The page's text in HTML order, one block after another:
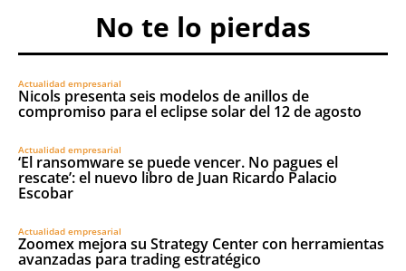
No te lo pierdas
Actualidad empresarial
Nicols presenta seis modelos de anillos de
compromiso para el eclipse solar del 12 de agosto
Actualidad empresarial
‘El ransomware se puede vencer. No pagues el
rescate’: el nuevo libro de Juan Ricardo Palacio
Escobar
Actualidad empresarial
Zoomex mejora su Strategy Center con herramientas
avanzadas para trading estratégico